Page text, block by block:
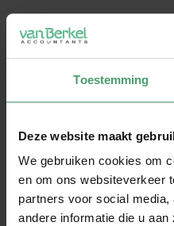
Toestemming
Deze website maakt
We gebruiken cookies om
en om ons websiteverkeer
partners voor social
andere informatie die u